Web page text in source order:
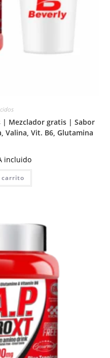
| Mezclador gratis | Sabor
Valina, Vit. B6, Glutamina
incluido
carrito